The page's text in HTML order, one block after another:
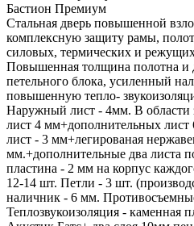
Бастион Премиум
Стальная дверь повышенной
комплексную защиту рамы,
силовых, термических и
Повышенная толщина полотна и
петельного блока, усиленный
повышенную тепло-
Наружный лист - 4мм. В
лист 4 мм+дополнительных
лист - 3 мм+легированая
мм.+дополнительные два листа
пластина - 2 мм на корпус
12-14 шт. Петли - 3 шт.
наличник - 6 мм.
Теплозвукоизоляция - каменная